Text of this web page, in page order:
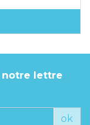
notre lettre
ok